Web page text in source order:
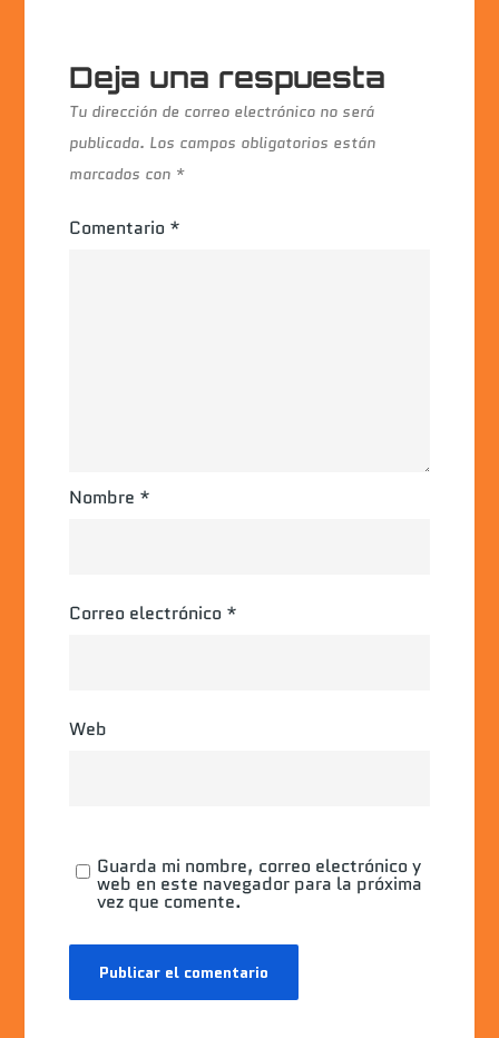
Deja una respuesta
Tu dirección de correo electrónico no será
publicada. Los campos obligatorios están
marcados con *
Comentario *
Nombre *
Correo electrónico *
Web
Guarda mi nombre, correo electrónico y
web en este navegador para la próxima
vez que comente.